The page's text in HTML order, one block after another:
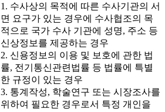
1. 수사상의 목적에 따른 수사기관의 서
면 요구가 있는 경우에 수사협조의 목
적으로 국가 수사 기관에 성명, 주소 등
신상정보를 제공하는 경우
2. 신용정보의 이용 및 보호에 관한 법
률, 전기통신관련법률 등 법률에 특별
한 규정이 있는 경우
3. 통계작성, 학술연구 또는 시장조사를
위하여 필요한 경우로서 특정 개인을